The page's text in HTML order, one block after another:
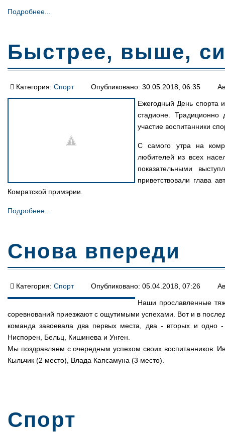
Подробнее...
Быстрее, выше,
Категория: Спорт Опубликовано: 30.05.2018, 06:35
Ежегодный День спорта
стадионе.
участие воспитанники
С самого утра на
любителей из всех
показательными
приветствовали глава
Комратской примэрии.
Подробнее...
Снова впереди
Категория: Спорт Опубликовано: 05.04.2018, 07:26
Наши прославленные
соревнований приезжают с ощутимыми успехами. Вот и в
команда завоевала два первых места, два - вторых и одно
Ниспорен, Бельц, Кишинева и Унген.
Мы поздравляем с очередным успехом своих воспитанников:
Кыльчик (2 место), Влада Капсамуна (3 место).
Спорт